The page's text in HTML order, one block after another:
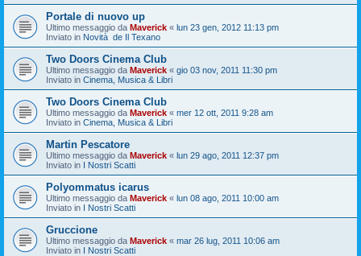
Portale di nuovo up
Ultimo messaggio da Maverick « lun 23 gen, 2012 11:13 pm
Inviato in Novità de Il Texano
Two Doors Cinema Club
Ultimo messaggio da Maverick « gio 03 nov, 2011 11:30 pm
Inviato in Cinema, Musica & Libri
Two Doors Cinema Club
Ultimo messaggio da Maverick « mer 12 ott, 2011 9:28 am
Inviato in Cinema, Musica & Libri
Martin Pescatore
Ultimo messaggio da Maverick « lun 29 ago, 2011 12:37 pm
Inviato in I Nostri Scatti
Polyommatus icarus
Ultimo messaggio da Maverick « lun 08 ago, 2011 10:00 am
Inviato in I Nostri Scatti
Gruccione
Ultimo messaggio da Maverick « mar 26 lug, 2011 10:06 am
Inviato in I Nostri Scatti